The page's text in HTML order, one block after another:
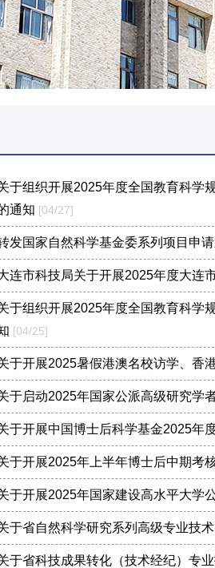
于组织开展2025年度全国教育科学
通知 [04/27]
发国家自然科学基金委系列项目申
连市科技局关于开展2025年度大连
于组织开展2025年度全国教育科学
[04/25]
于开展2025暑假港澳名校访学、香
于启动2025年国家公派高级研究学
于开展中国博士后科学基金2025年
于开展2025年上半年博士后中期考
于开展2025年国家建设高水平大学
于省自然科学研究系列高级专业技
于省科技成果转化（技术经纪）专